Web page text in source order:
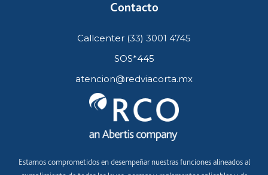
Estamos comprometidos en desempeñar nuestras funciones alineados al
Contacto
Callcenter (33) 3001 4745
SOS*445
atencion@redviacorta.mx